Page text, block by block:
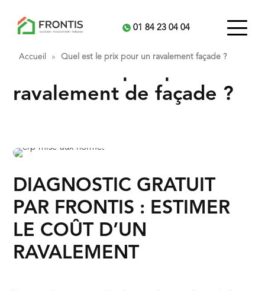
01 84 23 04 04
Accueil » Quel est le prix pour un ravalement façade ?
ravalement de façade ?
DIAGNOSTIC GRATUIT
PAR FRONTIS : ESTIMER
LE COÛT D’UN
RAVALEMENT